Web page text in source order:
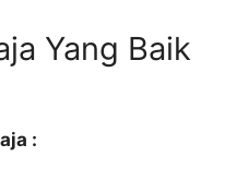
Yang Baik
: